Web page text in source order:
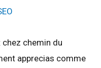
chemin du
apprecias comme